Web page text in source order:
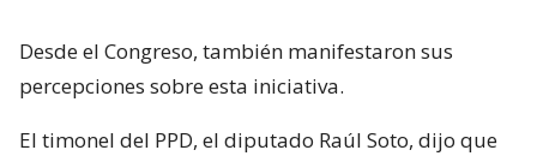
Desde el Congreso, también manifestaron sus
percepciones sobre esta iniciativa.
El timonel del PPD, el diputado Raúl Soto, dijo que